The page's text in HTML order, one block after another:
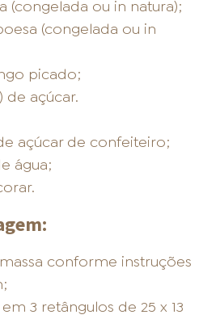
(congelada ou in natura);
(congelada ou in
picado;
de açúcar.
açúcar de confeiteiro;
água;
conforme instruções
3 retângulos de 25 x 13